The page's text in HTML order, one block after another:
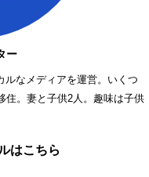
ー
ルなメディアを運営。いくつ
住。妻と子供2人。趣味は子供
はこちら